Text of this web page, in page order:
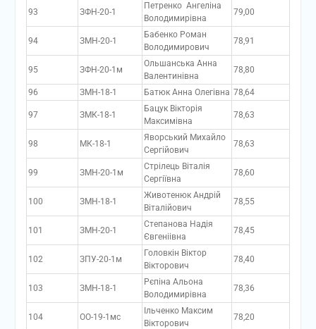
93 ЗФН-20-1
Петренко Ангеліна
Володимирівна
79,00
94 ЗМН-20-1
Бабенко Роман
Володимирович
78,91
95 ЗФН-20-1м
Ольшанська Анна
Валентинівна
78,80
96 ЗМН-18-1 Батюк Анна Олегівна 78,64
97 ЗМК-18-1
Бацук Вікторія
Максимівна
78,63
98 МК-18-1
Яворський Михайло
Сергійович
78,63
99 ЗМН-20-1м
Стрілець Віталія
Сергіївна
78,60
100 ЗМН-18-1
Животенюк Андрій
Віталійович
78,55
101 ЗМН-20-1
Степанова Надія
Євгеніівна
78,45
102 ЗПУ-20-1м
Головкін Віктор
Вікторович
78,40
103 ЗМН-18-1
Рєпіна Альона
Володимирівна
78,36
104 ОО-19-1мс
Ільченко Максим
Вікторович
78,20